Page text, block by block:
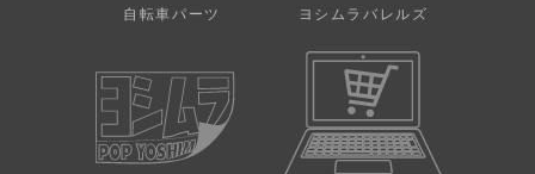
自転車パーツ ヨシムラバレルズ